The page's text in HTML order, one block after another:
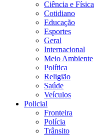
Ciência e Física
Cotidiano
Educação
Esportes
Geral
Internacional
Meio Ambiente
Política
Religião
Saúde
Veículos
Policial
Fronteira
Polícia
Trânsito